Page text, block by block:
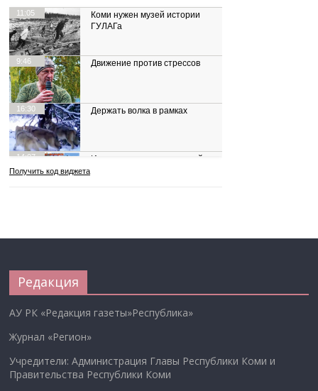
Редакция
АУ РК «Редакция газеты»Республика»
Журнал «Регион»
Учредители: Администрация Главы Республики Коми и
Правительства Республики Коми